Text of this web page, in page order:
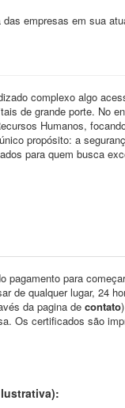
empresas em sua
complexo algo
de grande porte. No
Humanos,
propósito: a
para quem busca
para
de qualquer lugar, 24
da pagina de contato
Os certificados são